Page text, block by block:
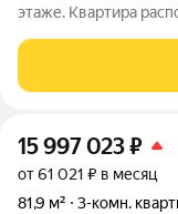
этаже. Квартира
комнатная квартира
Квартира
15 997 023₽
от 61 021 ₽ в месяц
81,9 м²
3-комн.